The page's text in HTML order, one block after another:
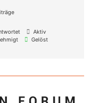
Aktiv
Gelöst